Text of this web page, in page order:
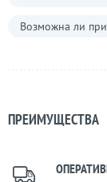
Возможна ли
ПРЕИМУЩЕСТВА